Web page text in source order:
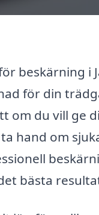
beskärning i
för din
om du vill ge
hand om
bästa